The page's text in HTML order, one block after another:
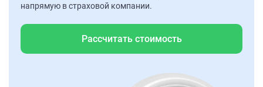
напрямую в страховой компании.
Рассчитать стоимость